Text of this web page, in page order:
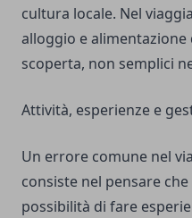
cultura locale. Nel
alloggio e
scoperta, non semplici
Attività, esperienze e
Un errore comune nel
consiste nel pensare
possibilità di fare